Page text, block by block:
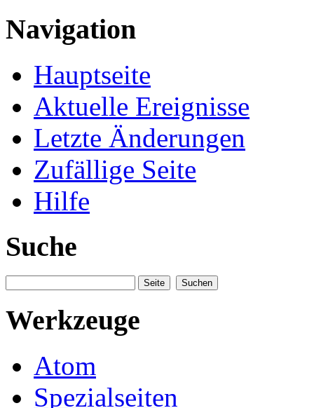
Navigation
Hauptseite
Aktuelle Ereignisse
Letzte Änderungen
Zufällige Seite
Hilfe
Suche
Werkzeuge
Atom
Spezialseiten